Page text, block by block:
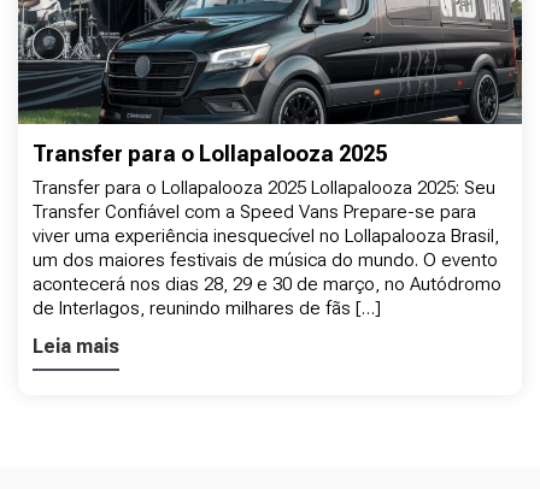
Transfer para o Lollapalooza 2025
Transfer para o Lollapalooza 2025 Lollapalooza 2025: Seu
Transfer Confiável com a Speed Vans Prepare-se para
viver uma experiência inesquecível no Lollapalooza Brasil,
um dos maiores festivais de música do mundo. O evento
acontecerá nos dias 28, 29 e 30 de março, no Autódromo
de Interlagos, reunindo milhares de fãs […]
Leia mais